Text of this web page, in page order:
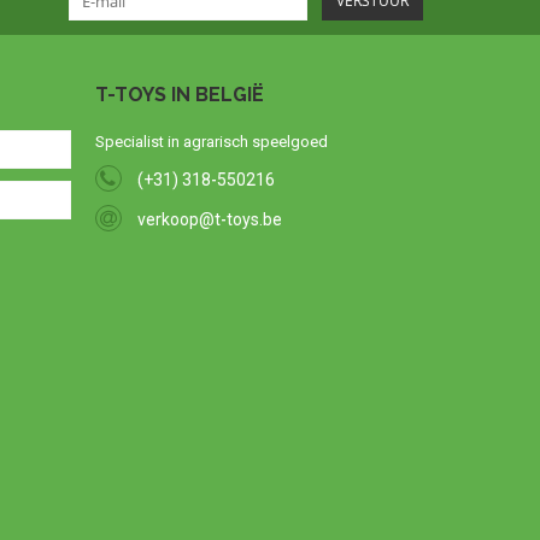
T-TOYS IN BELGIË
Specialist in agrarisch speelgoed
(+31) 318-550216
verkoop@t-toys.be